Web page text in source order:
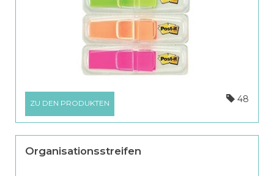
ZU DEN PRODUKTEN 48
Organisationsstreifen